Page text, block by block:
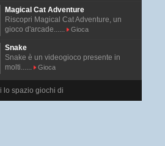
Magical Cat Adventure
Riscopri Magical Cat Adventure, un
gioco d'arcade......
Gioca
Snake
Snake è un videogioco presente in
molti......
Gioca
lo spazio giochi di